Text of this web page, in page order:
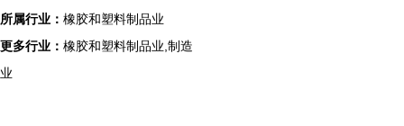
所属行业： 橡胶和塑料制品业
更多行业： 橡胶和塑料制品业,制造
业